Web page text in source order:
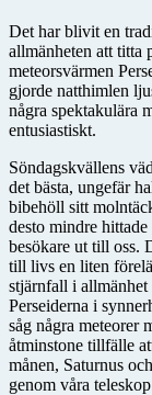
Det har blivit en
allmänheten att titta
meteorsvärmen
gjorde natthimlen
några spektakulära
entusiastiskt.
Söndagskvällens
det bästa, ungefär
bibehöll sitt
desto mindre hittade
besökare ut till oss.
till livs en liten
stjärnfall i allmänhet
Perseiderna i
såg några meteorer
åtminstone tillfälle
månen, Saturnus
genom våra